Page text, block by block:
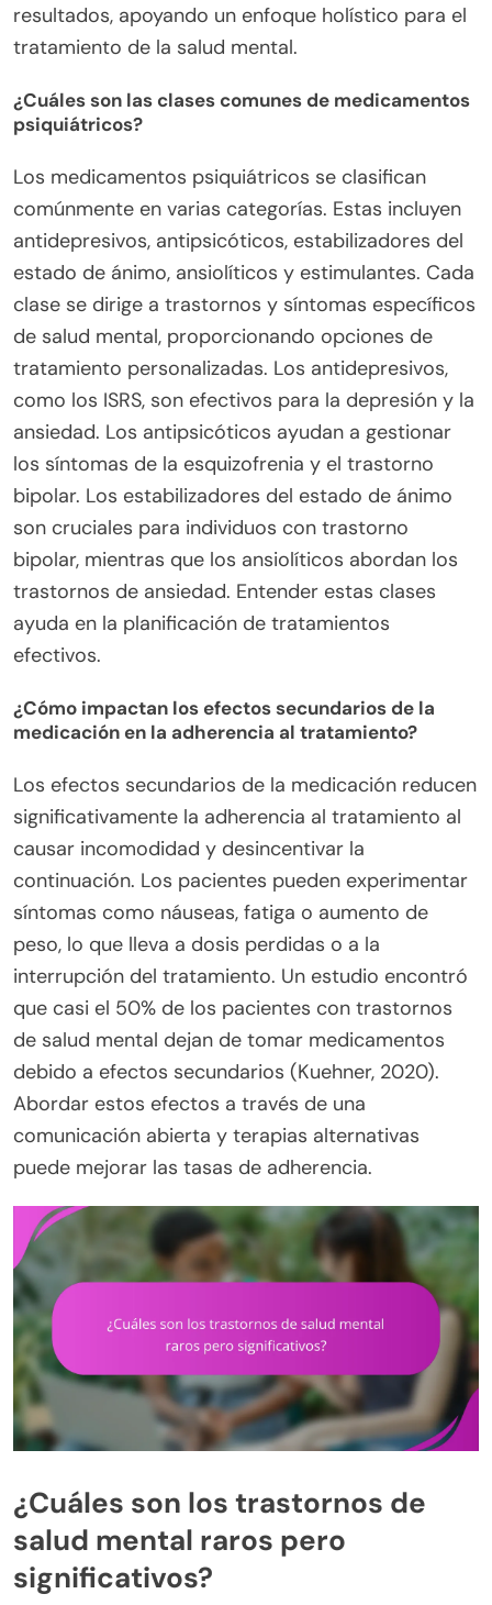
resultados, apoyando un enfoque holístico para el
tratamiento de la salud mental.
¿Cuáles son las clases comunes de medicamentos
psiquiátricos?
Los medicamentos psiquiátricos se clasifican
comúnmente en varias categorías. Estas incluyen
antidepresivos, antipsicóticos, estabilizadores del
estado de ánimo, ansiolíticos y estimulantes. Cada
clase se dirige a trastornos y síntomas específicos
de salud mental, proporcionando opciones de
tratamiento personalizadas. Los antidepresivos,
como los ISRS, son efectivos para la depresión y la
ansiedad. Los antipsicóticos ayudan a gestionar
los síntomas de la esquizofrenia y el trastorno
bipolar. Los estabilizadores del estado de ánimo
son cruciales para individuos con trastorno
bipolar, mientras que los ansiolíticos abordan los
trastornos de ansiedad. Entender estas clases
ayuda en la planificación de tratamientos
efectivos.
¿Cómo impactan los efectos secundarios de la
medicación en la adherencia al tratamiento?
Los efectos secundarios de la medicación reducen
significativamente la adherencia al tratamiento al
causar incomodidad y desincentivar la
continuación. Los pacientes pueden experimentar
síntomas como náuseas, fatiga o aumento de
peso, lo que lleva a dosis perdidas o a la
interrupción del tratamiento. Un estudio encontró
que casi el 50% de los pacientes con trastornos
de salud mental dejan de tomar medicamentos
debido a efectos secundarios (Kuehner, 2020).
Abordar estos efectos a través de una
comunicación abierta y terapias alternativas
puede mejorar las tasas de adherencia.
¿Cuáles son los trastornos de
salud mental raros pero
significativos?